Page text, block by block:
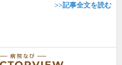
>>記事全文を読む